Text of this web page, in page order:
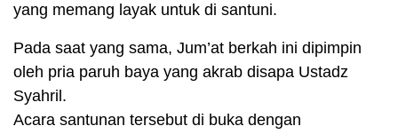
yang memang layak untuk di santuni.
Pada saat yang sama, Jum’at berkah ini dipimpin
oleh pria paruh baya yang akrab disapa Ustadz
Syahril.
Acara santunan tersebut di buka dengan